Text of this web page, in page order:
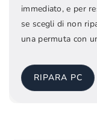
immediato, e per
se scegli di non
una permuta con
RIPARA PC